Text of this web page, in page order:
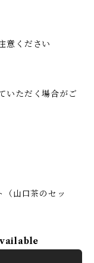
意ください
いただく場合がご
山口茶のセッ